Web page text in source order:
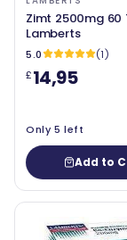
Zimt 2500mg 60
Lamberts
5.0
(1)
£14,95
Only 5 left
Add to